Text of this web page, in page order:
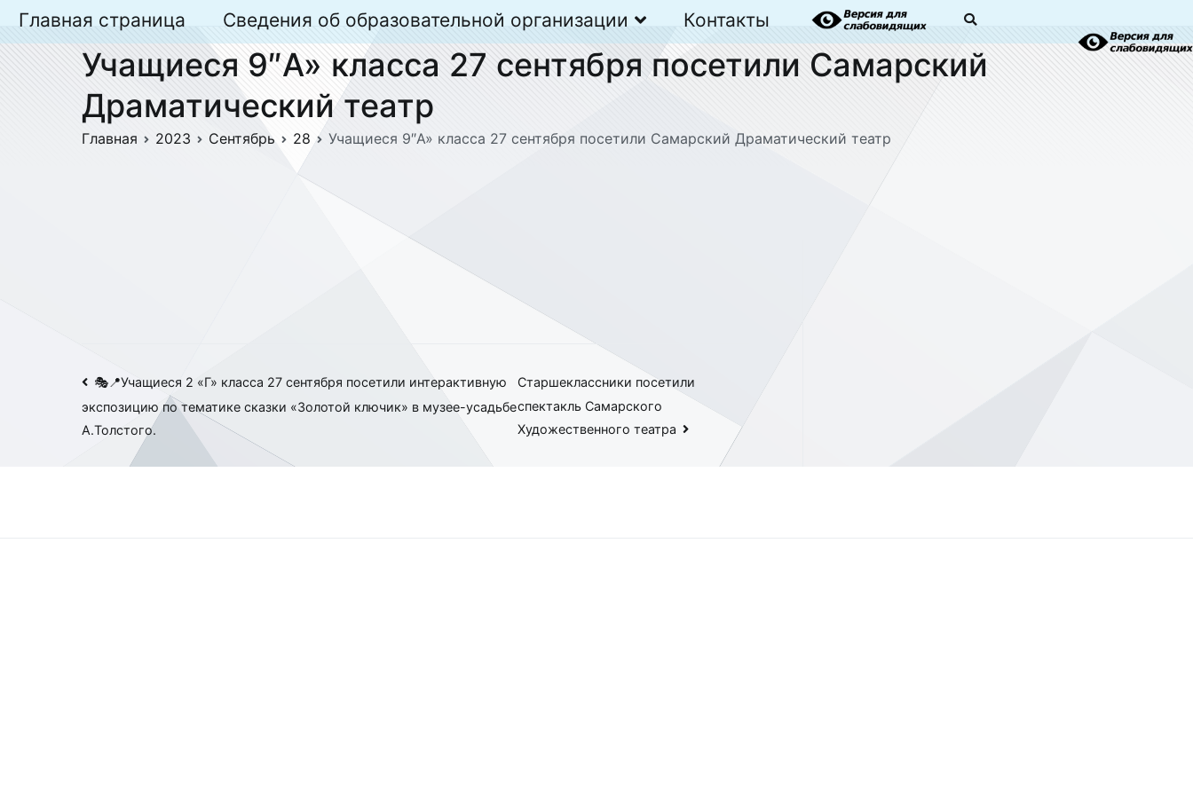
Перейти
содержимому
Главная страница Сведения об образовательной организации Контакты
Учащиеся 9″А» класса 27 сентября посетили Самарский
Драматический театр
Главная 2023 Сентябрь 28 Учащиеся 9″А» класса 27 сентября посетили Самарский Драматический театр
Навигация
по
записям
🎭📍Учащиеся 2 «Г» класса 27 сентября посетили интерактивную
экспозицию по тематике сказки «Золотой ключик» в музее-усадьбе
А.Толстого.
Старшеклассники посетили
спектакль Самарского
Художественного театра